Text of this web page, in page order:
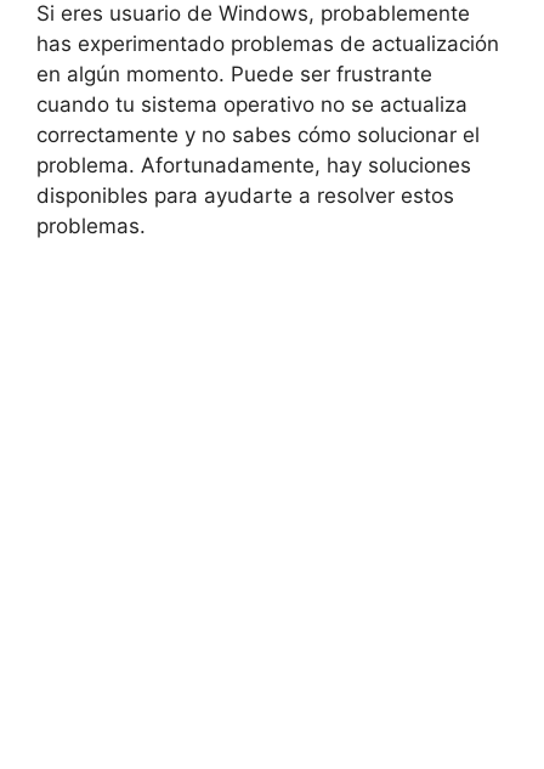
Si eres usuario de Windows, probablemente
has experimentado problemas de actualización
en algún momento. Puede ser frustrante
cuando tu sistema operativo no se actualiza
correctamente y no sabes cómo solucionar el
problema. Afortunadamente, hay soluciones
disponibles para ayudarte a resolver estos
problemas.